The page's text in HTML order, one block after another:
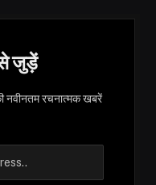
से जुड़ें
नवीनतम रचनात्मक खबरें